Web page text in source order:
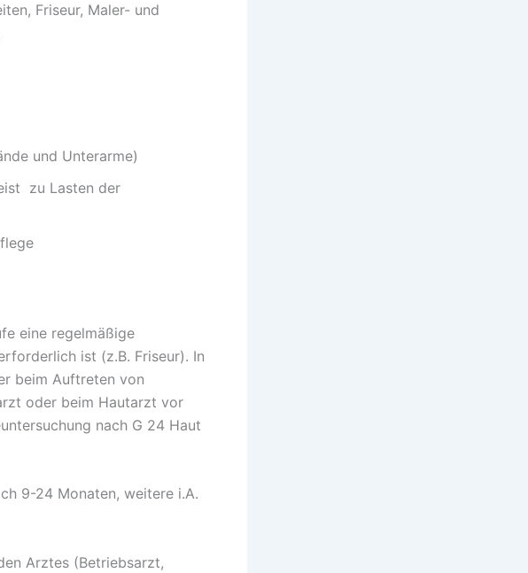
Friseur, Maler- und
und Unterarme)
zu Lasten der
eine regelmäßige
ist (z.B. Friseur). In
beim Auftreten von
oder beim Hautarzt vor
nach G 24 Haut
9-24 Monaten, weitere i.A.
Arztes (Betriebsarzt,